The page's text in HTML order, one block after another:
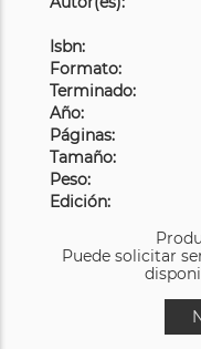
Isbn:
Formato:
Terminado:
Año:
Páginas:
Tamaño:
Peso:
Edición:
Puede solicitar